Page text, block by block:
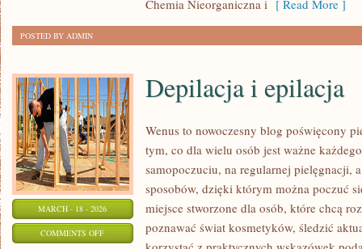
Chemia Nieorganiczna i [ Read More ]
POSTED BY ADMIN
MARCH - 18 - 2026
COMMENTS OFFON
Depilacja i epilacja
Wenus to nowoczesny blog poświęcony
tym, co dla wielu osób jest ważne
samopoczuciu, na regularnej pielęgnacji,
sposobów, dzięki którym można poczuć
miejsce stworzone dla osób, które chcą
poznawać świat kosmetyków, śledzić